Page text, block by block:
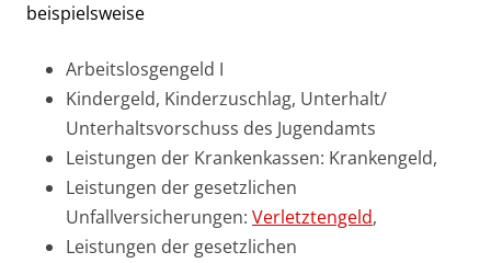
beispielsweise
Arbeitslosgengeld I
Kindergeld, Kinderzuschlag, Unterhalt/
Unterhaltsvorschuss des Jugendamts
Leistungen der Krankenkassen: Krankengeld,
Leistungen der gesetzlichen
Unfallversicherungen: Verletztengeld,
Leistungen der gesetzlichen